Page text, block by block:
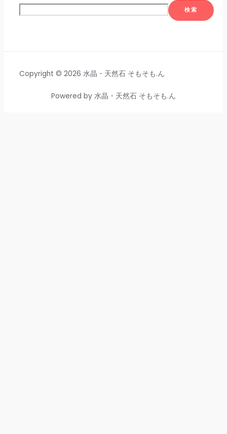
検索
Copyright © 2026 水晶・天然石 そもそも.ん
Powered by 水晶・天然石 そもそも.ん